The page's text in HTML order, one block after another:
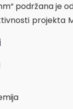
podržana je
projekta